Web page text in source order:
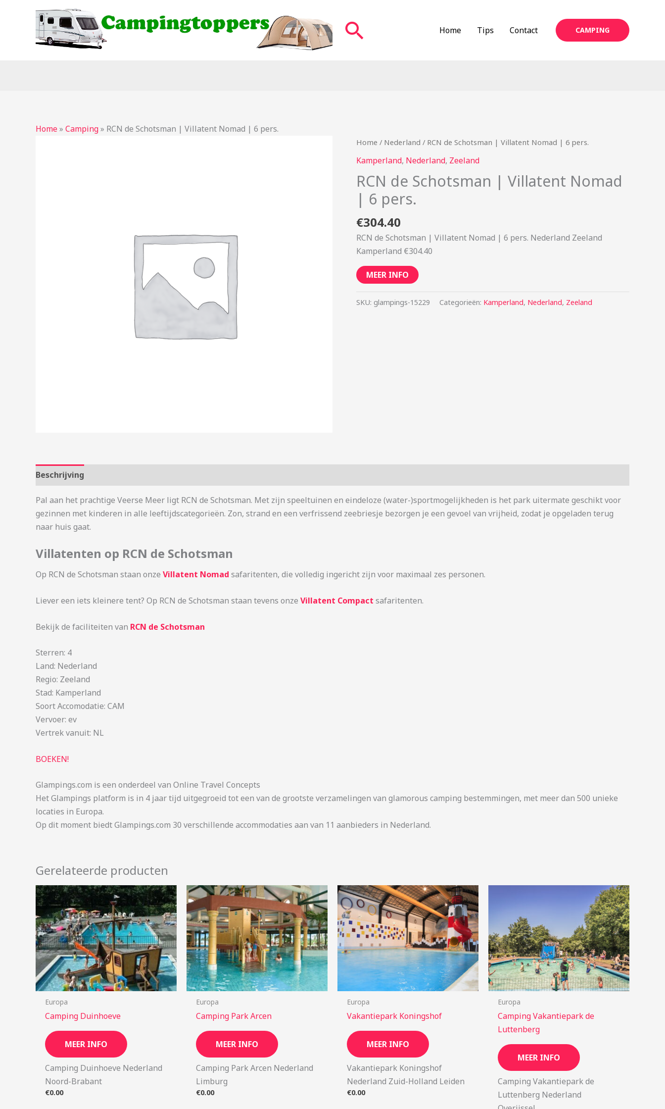
Zoeken Home Tips Contact CAMPING
Home» Camping» RCN de Schotsman | Villatent Nomad | 6 pers.
Home / Nederland / RCN de Schotsman | Villatent Nomad | 6 pers.
Kamperland, Nederland, Zeeland
RCN de Schotsman | Villatent Nomad
| 6 pers.
€304.40
RCN de Schotsman | Villatent Nomad | 6 pers. Nederland Zeeland
Kamperland €304.40
MEER INFO
SKU: glampings-15229 Categorieën: Kamperland, Nederland, Zeeland
Beschrijving
Pal aan het prachtige Veerse Meer ligt RCN de Schotsman. Met zijn speeltuinen en eindeloze (water-)sportmogelijkheden is het park uitermate geschikt voor
gezinnen met kinderen in alle leeftijdscategorieën. Zon, strand en een verfrissend zeebriesje bezorgen je een gevoel van vrijheid, zodat je opgeladen terug
naar huis gaat.
Villatenten op RCN de Schotsman
Op RCN de Schotsman staan onze Villatent Nomad safaritenten, die volledig ingericht zijn voor maximaal zes personen.
Liever een iets kleinere tent? Op RCN de Schotsman staan tevens onze Villatent Compact safaritenten.
Bekijk de faciliteiten van RCN de Schotsman
Sterren: 4
Land: Nederland
Regio: Zeeland
Stad: Kamperland
Soort Accomodatie: CAM
Vervoer: ev
Vertrek vanuit: NL
BOEKEN!
Glampings.com is een onderdeel van Online Travel Concepts
Het Glampings platform is in 4 jaar tijd uitgegroeid tot een van de grootste verzamelingen van glamorous camping bestemmingen, met meer dan 500 unieke
locaties in Europa.
Op dit moment biedt Glampings.com 30 verschillende accommodaties aan van 11 aanbieders in Nederland.
Gerelateerde producten
Europa
Camping Duinhoeve
MEER INFO
Camping Duinhoeve Nederland
Noord-Brabant
€0.00
Europa
Camping Park Arcen
MEER INFO
Camping Park Arcen Nederland
Limburg
€0.00
Europa
Vakantiepark Koningshof
MEER INFO
Vakantiepark Koningshof
Nederland Zuid-Holland Leiden
€0.00
Europa
Camping Vakantiepark de
Luttenberg
MEER INFO
Camping Vakantiepark de
Luttenberg Nederland